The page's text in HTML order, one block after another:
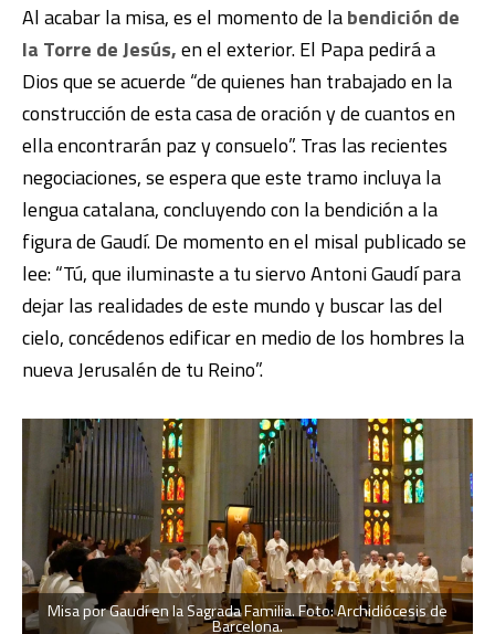
Al acabar la misa, es el momento de labendición de
la Torre de Jesús,en el exterior. El Papa pedirá a
Dios que se acuerde “de quienes han trabajado en la
construcción de esta casa de oración y de cuantos en
ella encontrarán paz y consuelo”. Tras las recientes
negociaciones, se espera que este tramo incluya la
lengua catalana, concluyendo con la bendición a la
figura de Gaudí. De momento en el misal publicado se
lee: “Tú, que iluminaste a tu siervo Antoni Gaudí para
dejar las realidades de este mundo y buscar las del
cielo, concédenos edificar en medio de los hombres la
nueva Jerusalén de tu Reino”.
Misa por Gaudí en la Sagrada Familia. Foto: Archidiócesis de
Barcelona.